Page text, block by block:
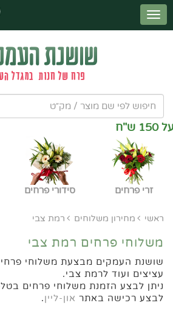
זרי פרחים סידורי פרחים
ראשי מחירון משלוחים רמת צבי
משלוחי פרחים רמת צבי
שושנת העמקים מבצעת משלוחי
עציצים ועוד לרמת צבי.
ניתן לבצע הזמנת משלוחי פרחים
לבצע רכישה באתר און-ליין.